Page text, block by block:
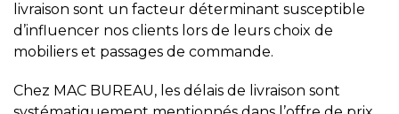
livraison sont un facteur déterminant susceptible
d’influencer nos clients lors de leurs choix de
mobiliers et passages de commande.
Chez MAC BUREAU, les délais de livraison sont